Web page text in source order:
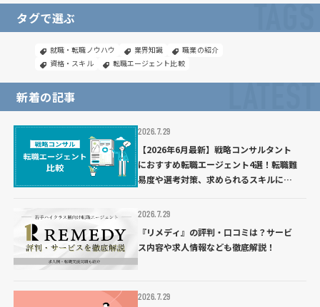
タグで選ぶ TAGS
就職・転職ノウハウ 業界知識
職業の紹介
資格・スキル
転職エージェント比較
新着の記事 LATEST
2026.7.29
【2026年6月最新】戦略コンサルタント
におすすめ転職エージェント4選！転職難
易度や選考対策、求められるスキルにつ
2026.7.29
『リメディ』の評判・口コミは？サービ
ス内容や求人情報なども徹底解説！
2026.7.29